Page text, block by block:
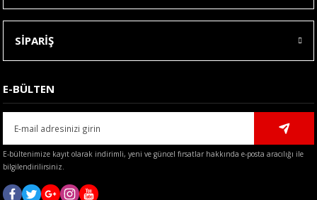
Bu ürüne benzer farklı alternatifler olmalı.
Gönder
SİPARİŞ
E-BÜLTEN
E-bültenimize kayıt olarak indirimli, yeni ve güncel fırsatlar hakkında e-posta aracılığı ile
bilgilendirilirsiniz.